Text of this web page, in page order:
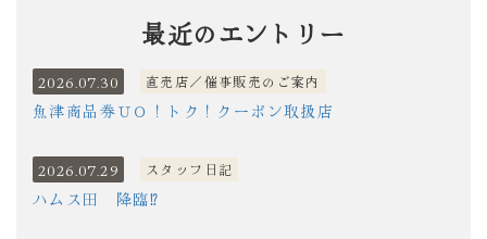
最近のエントリー
2026.07.30 直売店／催事販売のご案内
魚津商品券ＵＯ！トク！クーポン取扱店
2026.07.29 スタッフ日記
ハムス田 降臨⁉